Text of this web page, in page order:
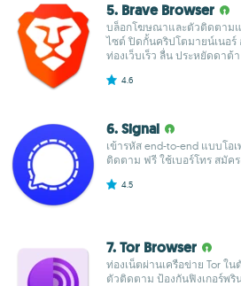
5. Brave Browser
บล็อกโฆษณาและตัวติดตาม
ไซต์ ปิดกั้นคริปโตมายน์เนอร์
ท่องเว็บเร็ว ลื่น ประหยัดดาต้
4.6
6. Signal
เข้ารหัส end-to-end แบบโ
ติดตาม ฟรี ใช้เบอร์โทร สมัค
4.5
7. Tor Browser
ท่องเน็ตผ่านเครือข่าย Tor ใ
ตัวติดตาม ป้องกันฟิงเกอร์พริ